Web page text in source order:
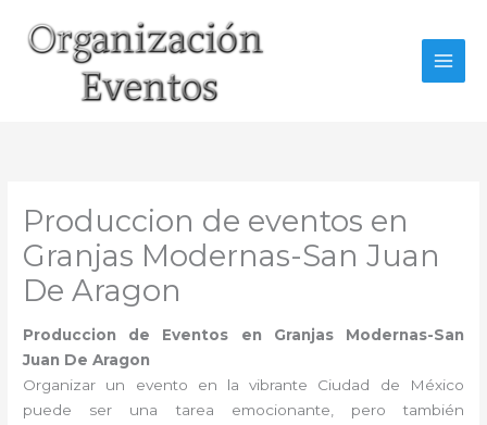
contenido
Produccion de eventos en
Granjas Modernas-San Juan
De Aragon
Produccion de Eventos en Granjas Modernas-San
Juan De Aragon
Organizar un evento en la vibrante Ciudad de México
puede ser una tarea emocionante, pero también